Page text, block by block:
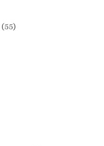
(55)